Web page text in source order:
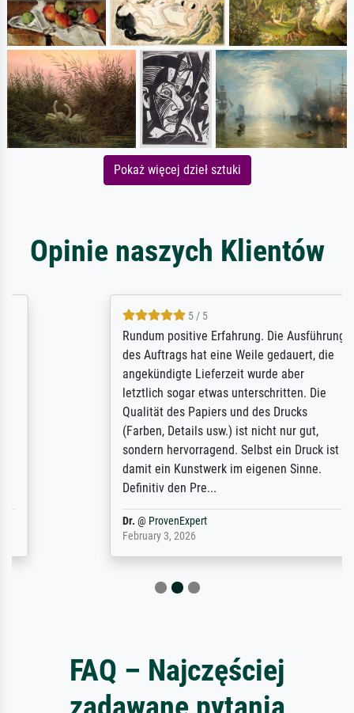
Pokaż więcej dzieł sztuki
Opinie naszych Klientów
5 / 5
Rundum positive Erfahrung. Die Ausführung
des Auftrags hat eine Weile gedauert, die
angekündigte Lieferzeit wurde aber
letztlich sogar etwas unterschritten. Die
Qualität des Papiers und des Drucks
(Farben, Details usw.) ist nicht nur gut,
sondern hervorragend. Selbst ein Druck ist
damit ein Kunstwerk im eigenen Sinne.
Definitiv den Pre...
ProvenExpert
February 3, 2026
FAQ – Najczęściej